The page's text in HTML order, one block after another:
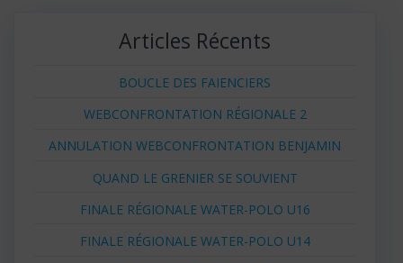
Articles Récents
BOUCLE DES FAIENCIERS
WEBCONFRONTATION RÉGIONALE 2
ANNULATION WEBCONFRONTATION BENJAMIN
QUAND LE GRENIER SE SOUVIENT
FINALE RÉGIONALE WATER-POLO U16
FINALE RÉGIONALE WATER-POLO U14